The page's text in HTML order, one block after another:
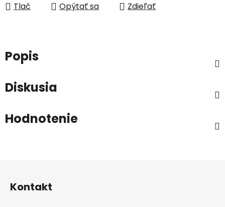
Tlač Opýtať sa Zdieľať
Popis
Diskusia
Hodnotenie
Kontakt